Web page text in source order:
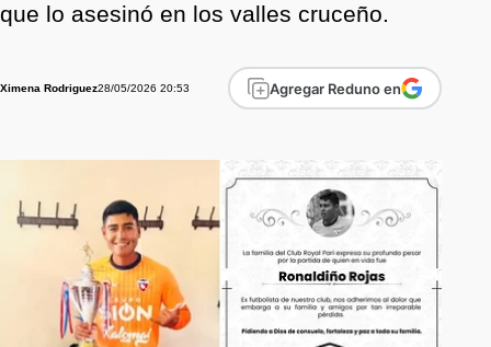
que lo asesinó en los valles cruceño.
Ximena Rodriguez28/05/2026 20:53 Agregar Reduno en